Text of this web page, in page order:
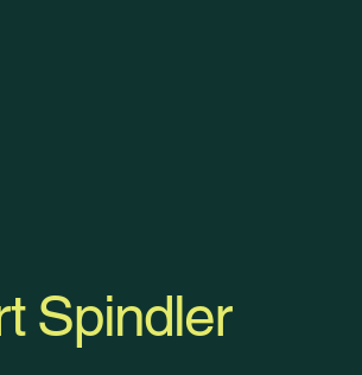
Spindler